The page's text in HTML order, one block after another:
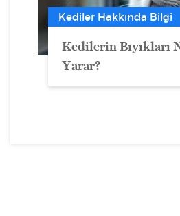
Kediler Hakkında Bilgi
Kedilerin Bıyıkları
Yarar?